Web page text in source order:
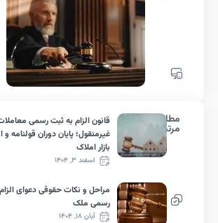
قانون الزام به ثبت رسمی معاملات اموال
غیرمنقول؛ پایان دوران قولنامه و انقلاب حقوقی در
بازار املاک
اسفند ۳, ۱۴۰۴
مراحل و نکات حقوقی دعوای الزام به تنظیم سند
رسمی ملک
آبان ۱۸, ۱۴۰۴